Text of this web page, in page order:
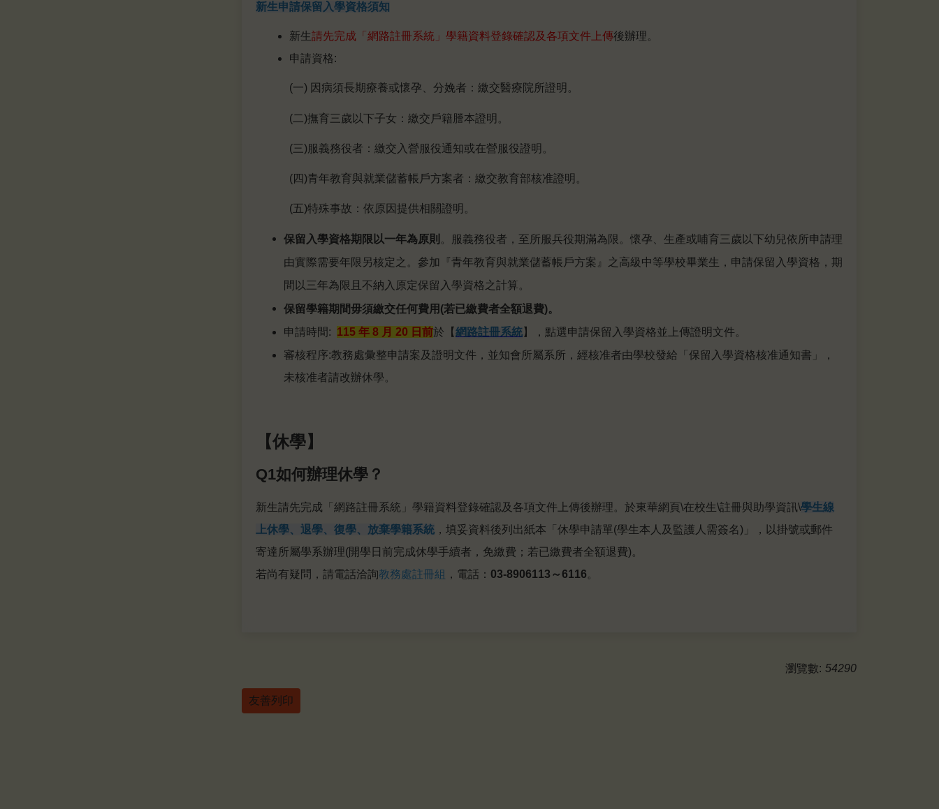
新生申請保留入學資格須知
新生請先完成「網路註冊系統」學籍資料登錄確認及各項文件上傳後辦理。
申請資格:
(一) 因病須長期療養或懷孕、分娩者：繳交醫療院所證明。
(二)撫育三歲以下子女：繳交戶籍謄本證明。
(三)服義務役者：繳交入營服役通知或在營服役證明。
(四)青年教育與就業儲蓄帳戶方案者：繳交教育部核准證明。
( 五)特殊事故：依原因提供相關證明。
保留入學資格期限以一年為原則 。服義務役者，至所服兵役期滿為限。懷孕、生產或哺育三歲以下幼兒依所申請理
由實際需要年限另核定之。參加『青年教育與就業儲蓄帳戶方案』之高級中等學校畢業生，申請保留入學資格，期
間以三年為限且不納入原定保留入學資格之計算。
保留學籍期間毋須繳交任何費用(若已繳費者全額退費)。
申請時間: 115 年 8 月 20 日前於【網路註冊系統】，點選申請保留入學資格並上傳證明文件。
審核程序:教務處彙整申請案及證明文件，並知會所屬系所，經核准者由學校發給「保留入學資格核准通知書」，
未核准者請改辦休學。
【休學】
Q1如何辦理休學？
新生請先完成「網路註冊系統」學籍資料登錄確認及各項文件上傳後辦理。 於東華網頁\在校生\註冊與助學資訊\學生線
上休學、退學、復學、放棄學籍系統 ，填妥資料後列出紙本「休學申請單(學生本人及監護人需簽名)」，以掛號或郵件
寄達所屬學系辦理(開學日前完成休學手續者，免繳費；若已繳費者全額退費)。
若尚有疑問，請電話洽詢教務處註冊組 ，電話： 03-8906113～6116。
瀏覽數: 54290
友善列印